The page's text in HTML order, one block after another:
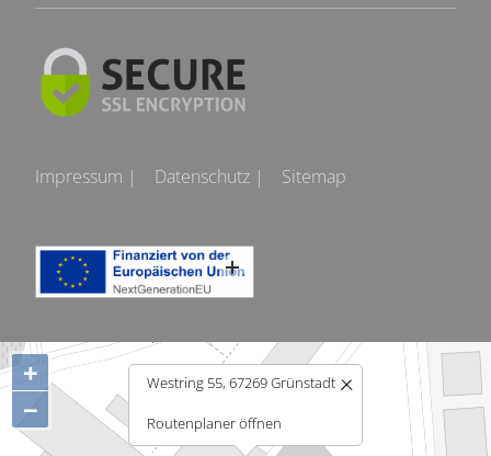
Impressum | Datenschutz | Sitemap
Westring 55, 67269 Grünstadt
Routenplaner öffnen
+
−